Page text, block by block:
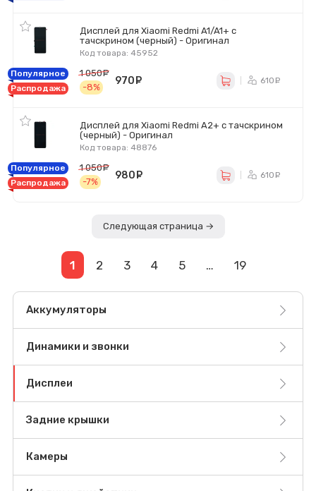
Дисплей для Xiaomi Redmi A1/A1+ с
тачскрином (черный) - Оригинал
Код товара: 45952
Популярное
Распродажа
1 050
-8%
970 610
Дисплей для Xiaomi Redmi A2+ с тачскрином
(черный) - Оригинал
Код товара: 48876
Популярное
Распродажа
1 050
-7%
980 610
Следующая страница →
1 2 3 4 5 … 19
Аккумуляторы
Динамики и звонки
Дисплеи
Задние крышки
Камеры